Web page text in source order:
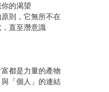
的渴望
則，它無所不在
，直至潛意識
都是力量的產物
「個人」的連結